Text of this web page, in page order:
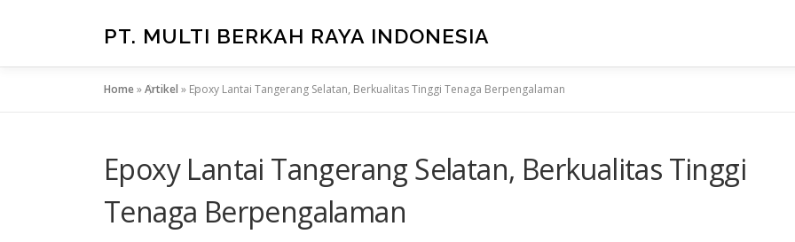
PT. MULTI BERKAH RAYA INDONESIA
Home»Artikel » Epoxy Lantai Tangerang Selatan, Berkualitas Tinggi Tenaga Berpengalaman
Epoxy Lantai Tangerang Selatan, Berkualitas Tinggi
Tenaga Berpengalaman